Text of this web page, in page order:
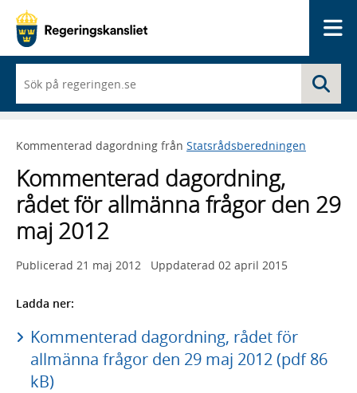
du
börjar
skriva
framträder
lista
med
sökförslag
Kommenterad dagordning från Statsrådsberedningen
Kommenterad dagordning,
rådet för allmänna frågor den 29
maj 2012
Publicerad 21 maj 2012 Uppdaterad 02 april 2015
Ladda ner:
Kommenterad dagordning, rådet för
allmänna frågor den 29 maj 2012 (pdf 86
kB)